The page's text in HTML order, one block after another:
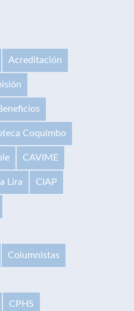
Acreditación
Coquimbo
CAVIME
Lira CIAP
Columnistas
CPHS